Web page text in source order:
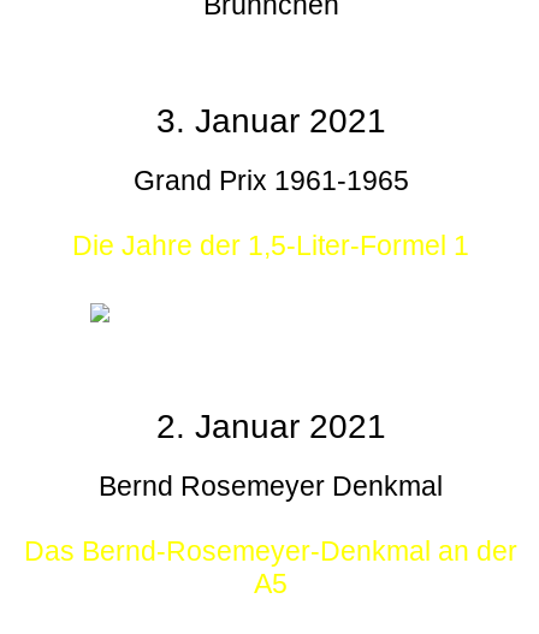
3. Januar 2021
Grand Prix 1961-1965
Die Jahre der 1,5-Liter-Formel 1
2. Januar 2021
Bernd Rosemeyer Denkmal
Das Bernd-Rosemeyer-Denkmal an der
A5